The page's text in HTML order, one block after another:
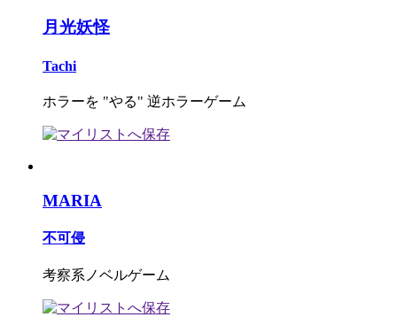
月光妖怪
Tachi
ホラーを "やる" 逆ホラーゲーム
MARIA
不可侵
考察系ノベルゲーム